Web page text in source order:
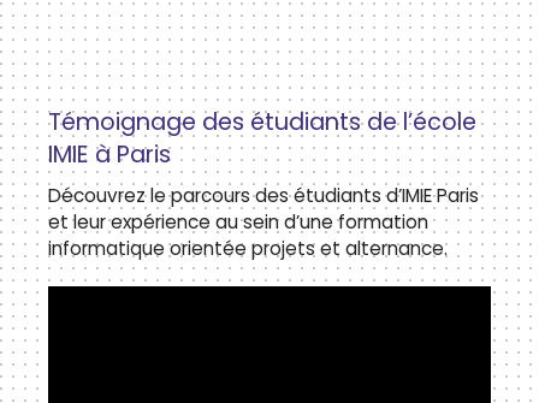
Témoignage des étudiants de l’école
IMIE à Paris
Découvrez le parcours des étudiants d’IMIE Paris
et leur expérience au sein d’une formation
informatique orientée projets et alternance.